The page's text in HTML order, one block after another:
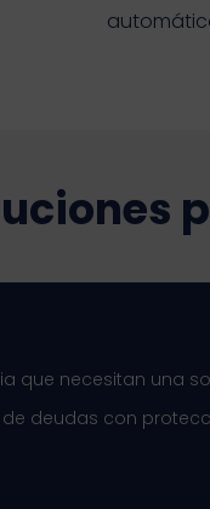
que necesitan una
deudas con